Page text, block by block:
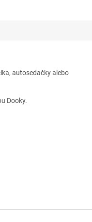
autosedačky alebo
Dooky.